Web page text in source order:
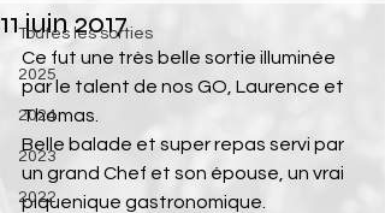
Toutes les sorties
2025
2024
2023
2022
11 juin 2017
Ce fut une très belle sortie illuminée
par le talent de nos GO, Laurence et
Thomas.
Belle balade et super repas servi par
un grand Chef et son épouse, un vrai
piquenique gastronomique.